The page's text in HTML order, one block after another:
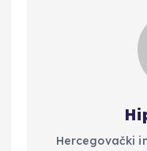
Hercegovački